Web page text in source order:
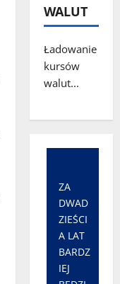
WALUT
Ładowanie
kursów
walut...
ZA
DWAD
ZIEŚCI
A LAT
BARDZ
IEJ